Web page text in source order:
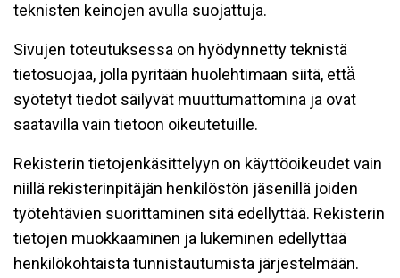
teknisten keinojen avulla suojattuja.
Sivujen toteutuksessa on hyödynnetty teknistä
tietosuojaa, jolla pyritään huolehtimaan siitä, että̈
syötetyt tiedot säilyvät muuttumattomina ja ovat
saatavilla vain tietoon oikeutetuille.
Rekisterin tietojenkäsittelyyn on käyttöoikeudet vain
niillä rekisterinpitäjän henkilöstön jäsenillä joiden
työtehtävien suorittaminen sitä edellyttää. Rekisterin
tietojen muokkaaminen ja lukeminen edellyttää
henkilökohtaista tunnistautumista järjestelmään.